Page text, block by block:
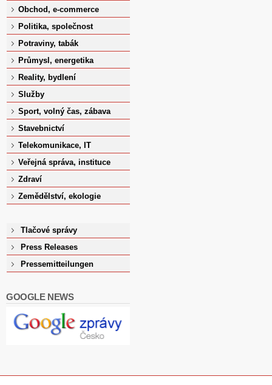
Obchod, e-commerce
Politika, společnost
Potraviny, tabák
Průmysl, energetika
Reality, bydlení
Služby
Sport, volný čas, zábava
Stavebnictví
Telekomunikace, IT
Veřejná správa, instituce
Zdraví
Zemědělství, ekologie
Tlačové správy
Press Releases
Pressemitteilungen
GOOGLE NEWS